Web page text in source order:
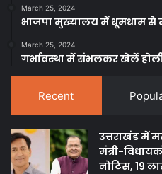
March 25, 2024
भाजपा मुख्यालय में धूमधाम से
March 25, 2024
गर्भावस्था में संभलकर खेलें
Recent
उत्तराखंड में
मंत्री-
नोटिस, 19